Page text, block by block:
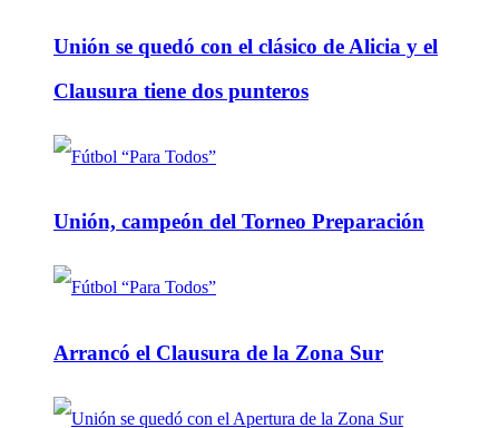
Unión se quedó con el clásico de Alicia y el
Clausura tiene dos punteros
Unión, campeón del Torneo Preparación
Arrancó el Clausura de la Zona Sur